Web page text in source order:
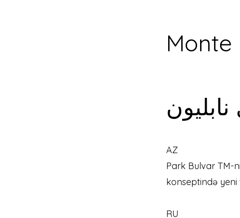
AZ
Park Bulvar TM-
konseptində
RU